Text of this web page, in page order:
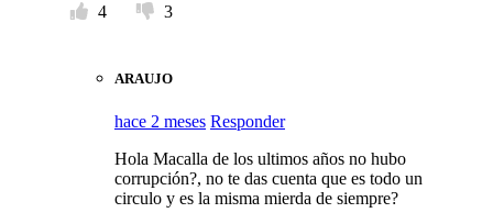
4
3
ARAUJO
hace 2 meses Responder
Hola Macalla de los ultimos años no hubo
corrupción?, no te das cuenta que es todo un
circulo y es la misma mierda de siempre?